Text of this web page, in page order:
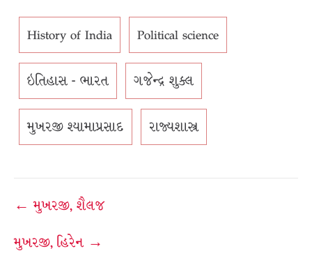
History of India Political science
ઇતિહાસ - ભારત ગજેન્દ્ર શુક્લ
મુખરજી શ્યામાપ્રસાદ રાજ્યશાસ્ત્ર
Post
navigation
← મુખરજી, શૈલજ
મુખરજી, હિરેન →